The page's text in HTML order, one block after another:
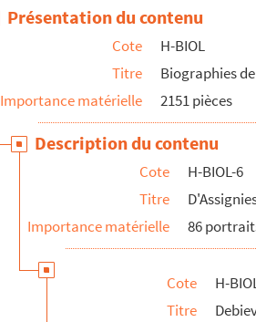
H-BIOL-17. Lequeux à Marie Grosse-Tête
H-BIOL-18. Marie Jérôme à Montury
H-BIOL-19. Montgivet à Paris de
H-BIOL-20. Parrayon à Puvrez
H-BIOL-21. Quartelette à Salembier
H-BIOL-22. Sacqueleu à Sylvius
H-BIOL-23. Taviel à Vanderhaegen
H-BIOL-24. Van de Weghe à Zimmerman
Présentation du contenu
Cote
H-BIOL
Titre
Biographies
Importance matérielle
2151 pièces
Description du contenu
Cote
H-BIOL-6
Titre
Importance matérielle
86
Cote
H-
Titre